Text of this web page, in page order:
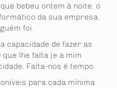
bebeu ontem à noite, o
da sua empresa.
foi.
capacidade de fazer as
lhe falta (e a mim
Falta-nos é tempo.
para cada mínima